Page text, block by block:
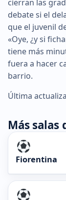
cierran las
debate si el
que el juvenil
«Oye, ¿y si
tiene más
fuera a hacer
barrio.
Última
Más salas
Fiorentina